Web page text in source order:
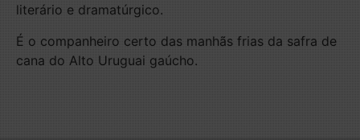
literário e dramatúrgico.
É o companheiro certo das manhãs frias da safra de
cana do Alto Uruguai gaúcho.